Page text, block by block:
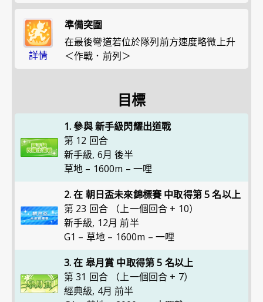
詳情
準備突圍
在最後彎道若位於隊列前方速度略微上升
＜作戰．前列＞
目標
1. 參與 新手級閃耀出道戰
第 12 回合
新手級, 6月 後半
草地 – 1600m – 一哩
2. 在 朝日盃未來錦標賽 中取得第 5 名以上
第 23 回合 （上一個回合 + 10）
新手級, 12月 前半
G1 – 草地 – 1600m – 一哩
3. 在 皋月賞 中取得第 5 名以上
第 31 回合 （上一個回合 + 7）
經典級, 4月 前半